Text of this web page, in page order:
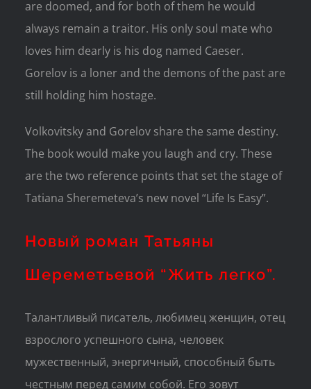
are doomed, and for both of them he would
always remain a traitor. His only soul mate who
loves him dearly is his dog named Caeser.
Gorelov is a loner and the demons of the past are
still holding him hostage.
Volkovitsky and Gorelov share the same destiny.
The book would make you laugh and cry. These
are the two reference points that set the stage of
Tatiana Sheremeteva’s new novel “Life Is Easy”.
Новый роман Татьяны
Шереметьевой “Жить легко”.
Талантливый писатель, любимец женщин, отец
взрослого успешного сына, человек
мужественный, энергичный, способный быть
честным перед самим собой. Его зовут